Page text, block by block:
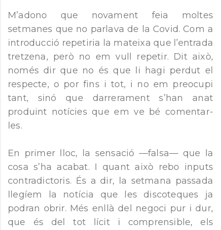
M’adono que novament feia moltes
setmanes que no parlava de la Covid. Com a
introducció repetiria la mateixa que l’entrada
tretzena, però no em vull repetir. Dit això,
només dir que no és que li hagi perdut el
respecte, o por fins i tot, i no em preocupi
tant, sinó que darrerament s’han anat
produint notícies que em ve bé comentar-
les.
En primer lloc, la sensació —falsa— que la
cosa s’ha acabat. I quant això rebo inputs
contradictoris. És a dir, la setmana passada
llegíem la notícia que les discoteques ja
podran obrir. Més enllà del negoci pur i dur,
que és del tot lícit i comprensible, els